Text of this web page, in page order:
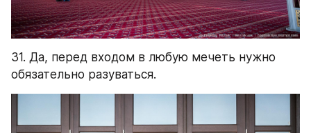
31. Да, перед входом в любую мечеть нужно
обязательно разуваться.